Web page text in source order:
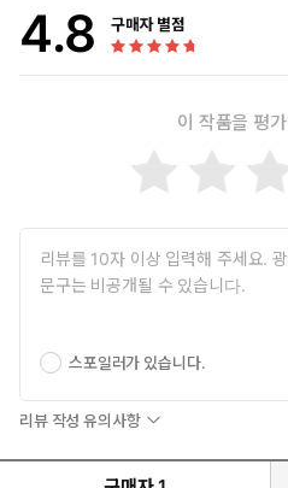
핵심은 임대사업에 관한 것이었
부동산의 매매가격이 싸고 월세는
수 있다는 데 주목했다.
쏟아져 나올 때 임대수익을 거두
동산시장이 안 좋은 2012년도에
로 눈을 돌린다. 지방이 수도권보
본격적으로 상가투자를 했으며 1
1기신도시 핫플레이스 상권을 분
소득을 거둠과 동시에 수도권 아
도 살 수 있지만 향후 가격이 회복
있는 우량지역에 투자하여 이후
최근에는 부동산으로는 서울의 재
지 않을 2호선 역세권의 셰어하우
4.8 구매자 별점
이 작품을 평
스포일러가 있습니다.
리뷰 작성 유의사항